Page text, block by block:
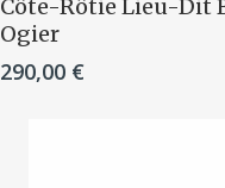
Côte-Rôtie Lieu-Dit
Ogier
290,00 €